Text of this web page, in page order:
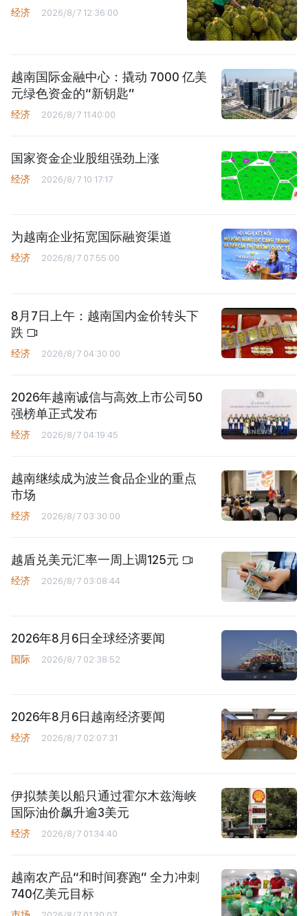
经济 2026/8/7 12:36:00
越南国际金融中心：撬动 7000 亿美
元绿色资金的“新钥匙”
经济 2026/8/7 11:40:00
国家资金企业股组强劲上涨
经济 2026/8/7 10:17:17
为越南企业拓宽国际融资渠道
经济 2026/8/7 07:55:00
8月7日上午：越南国内金价转头下
跌
经济 2026/8/7 04:30:00
2026年越南诚信与高效上市公司50
强榜单正式发布
经济 2026/8/7 04:19:45
越南继续成为波兰食品企业的重点
市场
经济 2026/8/7 03:30:00
越盾兑美元汇率一周上调125元
经济 2026/8/7 03:08:44
2026年8月6日全球经济要闻
国际 2026/8/7 02:38:52
2026年8月6日越南经济要闻
经济 2026/8/7 02:07:31
伊拟禁美以船只通过霍尔木兹海峡
国际油价飙升逾3美元
经济 2026/8/7 01:34:40
越南农产品“和时间赛跑” 全力冲刺
740亿美元目标